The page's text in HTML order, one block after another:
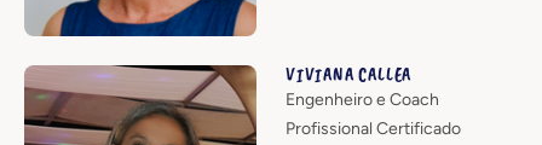
VIVIANA CALLEA
Engenheiro e Coach
Profissional Certificado